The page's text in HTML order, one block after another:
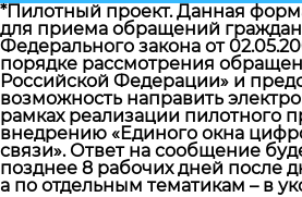
*Пилотный проект. Данная
для приема обращений
Федерального закона от
порядке рассмотрения
Российской Федерации» и
возможность направить
рамках реализации пилотного
внедрению «Единого окна
связи». Ответ на сообщение
позднее 8 рабочих дней после
а по отдельным тематикам – в